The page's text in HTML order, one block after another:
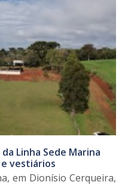
da Linha Sede Marina
vestiários
em Dionísio Cerqueira,